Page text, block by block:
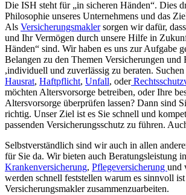
Die ISH steht für „in sicheren Händen“. Dies
Philosophie unseres Unternehmens und das
Als Versicherungsmaklersorgen wir dafür,
und Ihr Vermögen durch unsere Hilfe in
Händen“ sind. Wir haben es uns zur Aufgabe
Belangen zu den Themen Versicherungen und
,individuell und zuverlässig zu beraten. Suchen
Hausrat, Haftpflicht, Unfall, oder
möchten Altersvorsorge betreiben, oder Ihre
Altersvorsorge überprüfen lassen? Dann sind
richtig. Unser Ziel ist es Sie schnell und
passenden Versicherungsschutz zu führen.
Selbstverständlich sind wir auch in allen
für Sie da. Wir bieten auch Beratungsleistung
Krankenversicherung, Pflegeversicherung und
werden schnell feststellen warum es sinnvoll
Versicherungsmakler zusammenzuarbeiten.